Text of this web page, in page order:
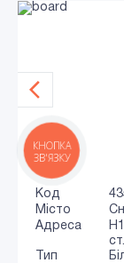
Код
Місто
Адреса
Тип
КНОПКА
ЗВ'ЯЗКУ